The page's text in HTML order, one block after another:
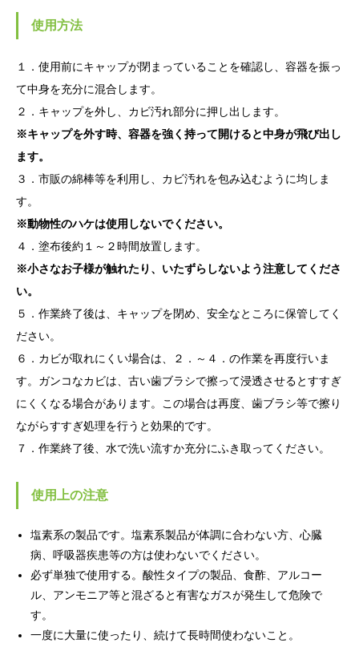
使用方法
１．使用前にキャップが閉まっていることを確認し、容器を振っ
て中身を充分に混合します。
２．キャップを外し、カビ汚れ部分に押し出します。
※キャップを外す時、容器を強く持って開けると中身が飛び出し
ます。
３．市販の綿棒等を利用し、カビ汚れを包み込むように均しま
す。
※動物性のハケは使用しないでください。
４．塗布後約１～２時間放置します。
※小さなお子様が触れたり、いたずらしないよう注意してくださ
い。
５．作業終了後は、キャップを閉め、安全なところに保管してく
ださい。
６．カビが取れにくい場合は、２．～４．の作業を再度行いま
す。ガンコなカビは、古い歯ブラシで擦って浸透させるとすすぎ
にくくなる場合があります。この場合は再度、歯ブラシ等で擦り
ながらすすぎ処理を行うと効果的です。
７．作業終了後、水で洗い流すか充分にふき取ってください。
使用上の注意
塩素系の製品です。塩素系製品が体調に合わない方、心臓
病、呼吸器疾患等の方は使わないでください。
必ず単独で使用する。酸性タイプの製品、食酢、アルコー
ル、アンモニア等と混ざると有害なガスが発生して危険で
す。
一度に大量に使ったり、続けて長時間使わないこと。